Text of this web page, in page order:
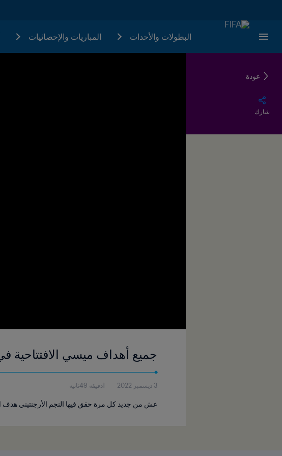
البطولات والأحدات المباريات والإحصائيات
عودة
شارك
جميع أهداف ميسي الافتتاحية
3 ديسمبر 2022 1دقيقة 49ثانية
عش من جديد كل مرة حقق فيها النجم الأرجنتيني هدف